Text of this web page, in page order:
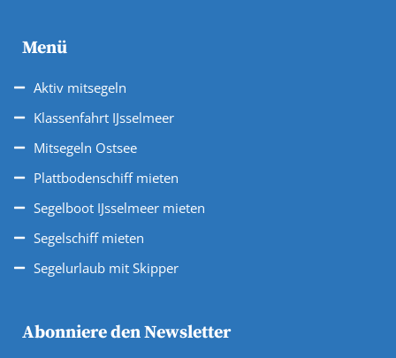
Menü
Aktiv mitsegeln
Klassenfahrt IJsselmeer
Mitsegeln Ostsee
Plattbodenschiff mieten
Segelboot IJsselmeer mieten
Segelschiff mieten
Segelurlaub mit Skipper
Abonniere den Newsletter